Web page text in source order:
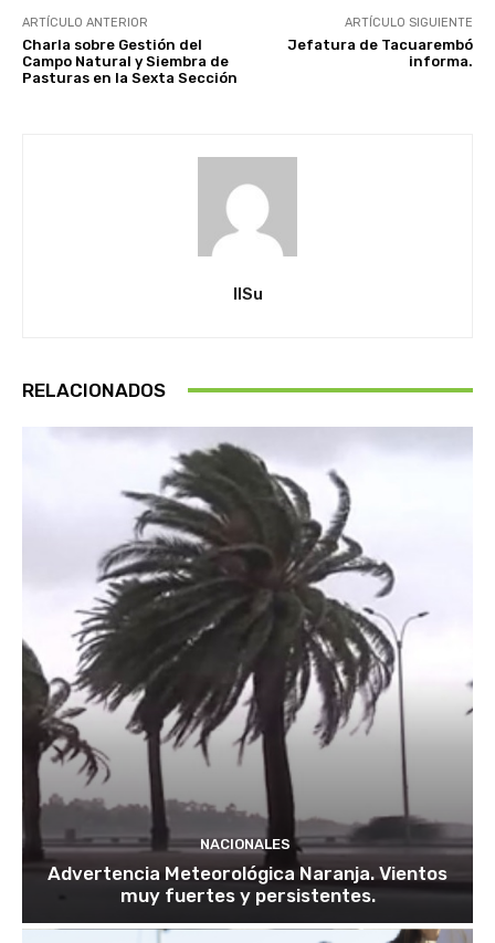
ARTÍCULO ANTERIOR
Charla sobre Gestión del
Campo Natural y Siembra de
Pasturas en la Sexta Sección
ARTÍCULO SIGUIENTE
Jefatura de Tacuarembó
informa.
IlSu
RELACIONADOS
NACIONALES
Advertencia Meteorológica Naranja. Vientos
muy fuertes y persistentes.